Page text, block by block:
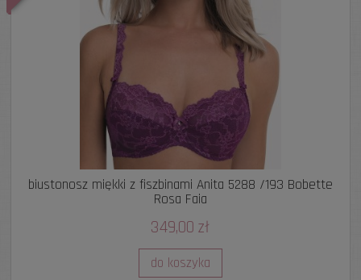
biustonosz miękki z fiszbinami Anita 5288 /193 Bobette
Rosa Faia
349,00 zł
do koszyka